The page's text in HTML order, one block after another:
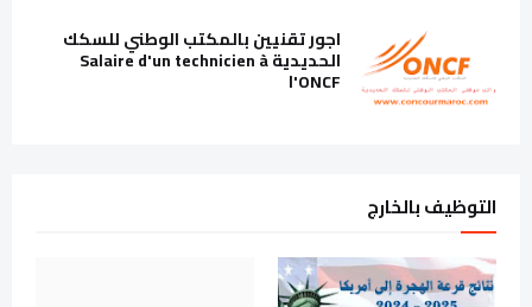
اجور تقنيين بالمكتب الوطني للسكك
الحديدية Salaire d'un technicien à
l'ONCF
التوظيف بالخارج